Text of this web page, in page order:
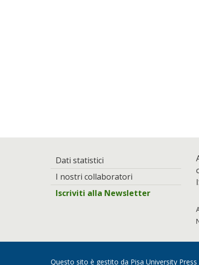
Dati statistici
I nostri collaboratori
Iscriviti alla Newsletter
Questo sito è gestito da Pisa University Press